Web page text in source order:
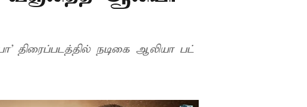
திரைப்படத்தில் நடிகை ஆலியா பட்